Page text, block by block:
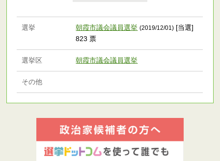
選挙 朝霞市議会議員選挙 (2019/12/01) [当選]
823 票
選挙区 朝霞市議会議員選挙
その他